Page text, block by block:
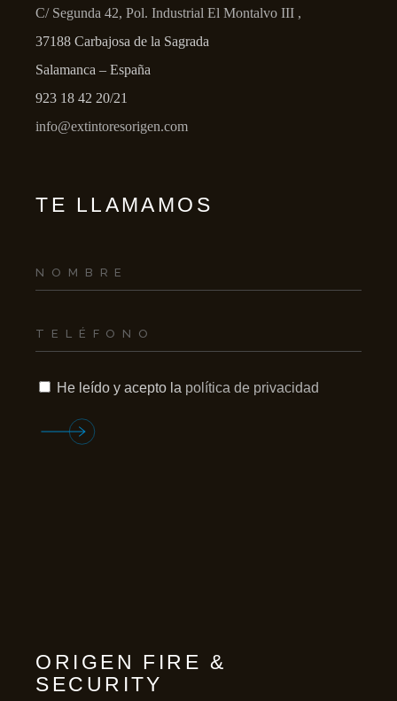
C/ Segunda 42, Pol. Industrial El Montalvo III ,
37188 Carbajosa de la Sagrada
Salamanca – España
923 18 42 20/21
info@extintoresorigen.com
TE LLAMAMOS
He leído y acepto la política de privacidad
ORIGEN FIRE &
SECURITY